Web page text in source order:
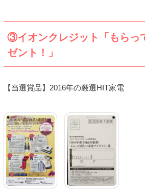
③イオンクレジット「もらっ
ゼント！」
【当選賞品】2016年の厳選HIT家電